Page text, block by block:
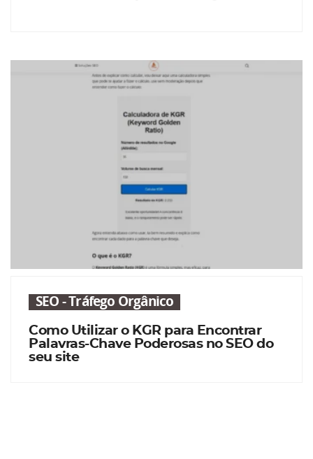
SEO - Tráfego Orgânico
Como Utilizar o KGR para Encontrar
Palavras-Chave Poderosas no SEO do
seu site